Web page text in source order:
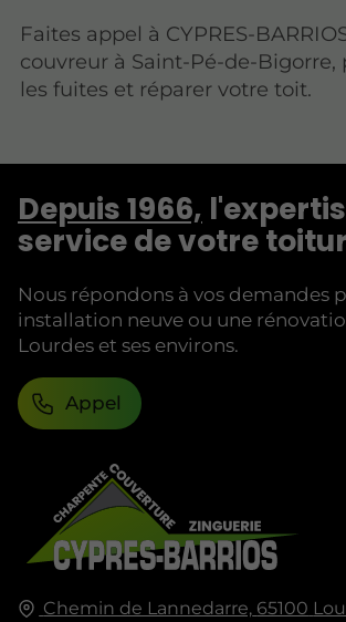
Faites appel à CYPRES-
couvreur à Saint-Pé-de-Bigorre,
les fuites et réparer votre toit.
Chemin de Lannedarre, 65100
Depuis 1966,
service de votre
Nous répondons à vos demandes
installation neuve ou une
Lourdes et ses environs.
Appel